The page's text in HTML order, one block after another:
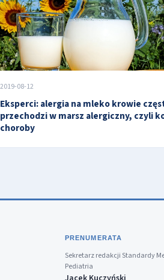
2019-08-12
Eksperci: alergia na mleko krowie
przechodzi w marsz alergiczny, czyli
choroby
PRENUMERATA
Sekretarz redakcji Standardy
Pediatria